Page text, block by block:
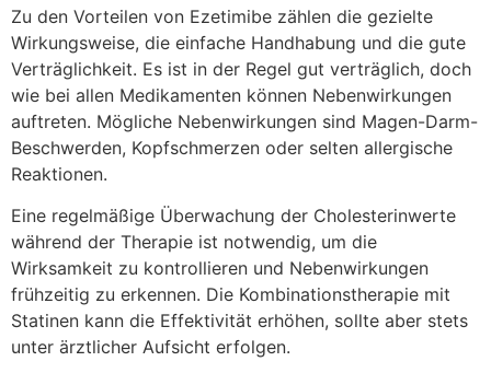
Zu den Vorteilen von Ezetimibe zählen die gezielte
Wirkungsweise, die einfache Handhabung und die gute
Verträglichkeit. Es ist in der Regel gut verträglich, doch
wie bei allen Medikamenten können Nebenwirkungen
auftreten. Mögliche Nebenwirkungen sind Magen-Darm-
Beschwerden, Kopfschmerzen oder selten allergische
Reaktionen.
Eine regelmäßige Überwachung der Cholesterinwerte
während der Therapie ist notwendig, um die
Wirksamkeit zu kontrollieren und Nebenwirkungen
frühzeitig zu erkennen. Die Kombinationstherapie mit
Statinen kann die Effektivität erhöhen, sollte aber stets
unter ärztlicher Aufsicht erfolgen.